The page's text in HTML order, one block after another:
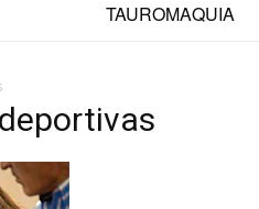
TAUROMAQUIA